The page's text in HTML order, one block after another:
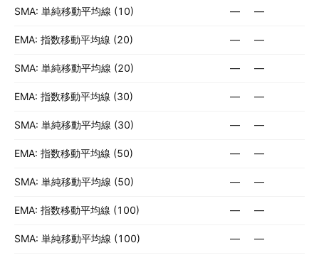
SMA: 単純移動平均線 (10) — —
EMA: 指数移動平均線 (20) — —
SMA: 単純移動平均線 (20) — —
EMA: 指数移動平均線 (30) — —
SMA: 単純移動平均線 (30) — —
EMA: 指数移動平均線 (50) — —
SMA: 単純移動平均線 (50) — —
EMA: 指数移動平均線 (100) — —
SMA: 単純移動平均線 (100) — —